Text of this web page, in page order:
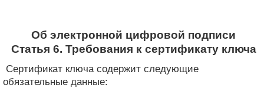
Об электронной цифровой подписи
Статья 6. Требования к сертификату ключа
Сертификат ключа содержит следующие
обязательные данные: